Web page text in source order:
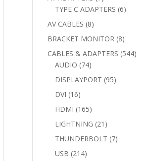
products
TYPE C ADAPTERS 66
AV CABLES 88
products
BRACKET MONITOR 88
products
CABLES & ADAPTERS 544544
AUDIO 7474
products
DISPLAYPORT 9595
DVI 1616
products
HDMI 165165
products
LIGHTNING 21 21
products
THUNDERBOLT 77
USB 214214